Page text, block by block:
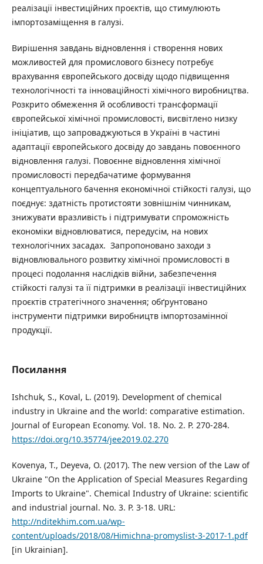
реалізації інвестиційних проєктів, що стимулюють
імпортозаміщення в галузі.
Вирішення завдань відновлення і створення нових
можливостей для промислового бізнесу потребує
врахування європейського досвіду щодо підвищення
технологічності та інноваційності хімічного виробництва.
Розкрито обмеження й особливості трансформації
європейської хімічної промисловості, висвітлено низку
ініціатив, що запроваджуються в Україні в частині
адаптації європейського досвіду до завдань повоєнного
відновлення галузі. Повоєнне відновлення хімічної
промисловості передбачатиме формування
концептуального бачення економічної стійкості галузі, що
поєднує: здатність протистояти зовнішнім чинникам,
знижувати вразливість і підтримувати спроможність
економіки відновлюватися, передусім, на нових
технологічних засадах. Запропоновано заходи з
відновлювального розвитку хімічної промисловості в
процесі подолання наслідків війни, забезпечення
стійкості галузі та її підтримки в реалізації інвестиційних
проєктів стратегічного значення; обґрунтовано
інструменти підтримки виробництв імпортозамінної
продукції.
Посилання
Ishchuk, S., Koval, L. (2019). Development of chemical
industry in Ukraine and the world: comparative estimation.
Journal of European Economy. Vol. 18. No. 2. Р. 270-284.
https://doi.org/10.35774/jee2019.02.270
Kovenya, T., Deyeva, O. (2017). The new version of the Law of
Ukraine "On the Application of Special Measures Regarding
Imports to Ukraine". Chemical Industry of Ukraine: scientific
and industrial journal. No. 3. P. 3-18. URL:
http://nditekhim.com.ua/wp-
content/uploads/2018/08/Himichna-promyslist-3-2017-1.pdf
[in Ukrainian].